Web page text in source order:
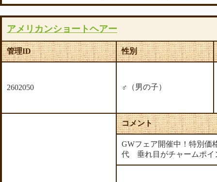
アメリカンショートヘアー
管理ID 性別
2602050 ♂（男の子）
コメント
GWフェア開催中！特別価
代 垂れ目がチャームポイ